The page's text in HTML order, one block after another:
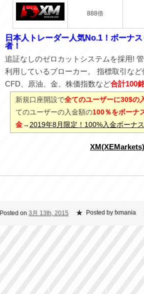
888倍
日本人トレーダー人気No.1！ボーナ
者！
追証なしのゼロカットシステムを採用!
利用しているブローカー。 指標取引な
CFD、原油、金、株価指数など合計100
新規口座開設で全てのユーザーに30$の
てのユーザーの入金額の100％をボーナ
金→ 2019年8月限定！100%入金ボーナ
Posted on 3月 13th, 2015 Posted by fxmania